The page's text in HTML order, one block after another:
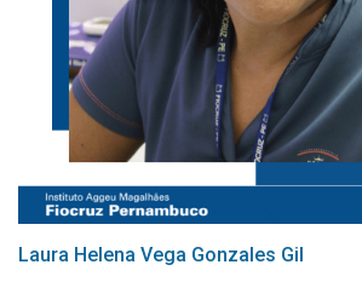
Laura Helena Vega Gonzales Gil